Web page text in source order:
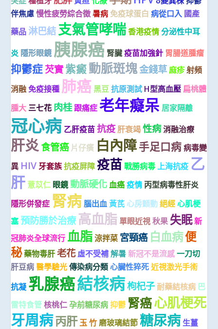
伴焦慮 慢性疲勞綜合徵 暑病 免疫球蛋白 病從口入 國產
藥品 淋巴結支氣管哮喘香港疫情 分泌性中耳
炎 隱形眼鏡 胰腺癌 腎臟疫苗加強針 胃腸道腫瘤
抑鬱症芡實紫癜動脈斑塊金錢草 麻疹射頻
消融 免疫接種 肺癌 黑豆 抗原測試 H型高血壓 扁桃體
腫大 三七花 肉桂跟痛症 老年癡呆 居家隔離
冠心病 乙肝疫苗 抗疫 肝衰竭 性病消融治療
肝炎食管癌 片仔癀 白內障手足口病 病毒變
異 HIV 牙套族 抗疫屏障 疫苗 戰勝病毒 上海抗疫 乙
肝 薏苡仁 眼鏡動脈硬化 血癌 疫情 丙型病毒性肝炎
隱形併發症 腎病 腦出血 黃芪 心房顫動 絕經 心肌梗
塞 預防勝於治療 高血脂 單眼近視 秋果 失眠新
冠肺炎全球流行 血脂 涼拌菜 宮頸癌 白血病便
秘 藥物毒肝 老花 虛不受補 解暑 新冠不是流感 一刀切
肝豆病 醫學驗光 傳染病分類 心臟性猝死 近視激光手術
抗凝 乳腺癌結核病枸杞子 耐藥結核病 巴
雷特食管 核桃仁 孕前糖尿病 抑鬱 腎癌心肌梗死
牙周病丙肝玉 竹 磨玻璃結節 糖尿病 生薑